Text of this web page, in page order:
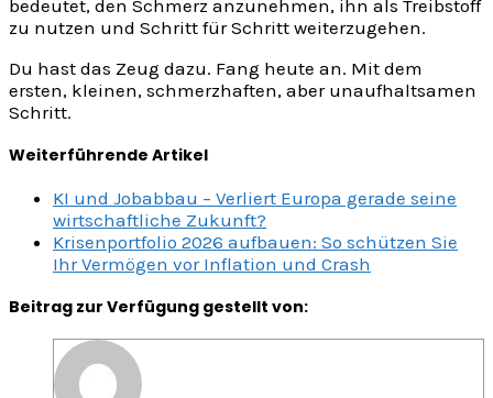
bedeutet, den Schmerz anzunehmen, ihn als Treibstoff
zu nutzen und Schritt für Schritt weiterzugehen.
Du hast das Zeug dazu. Fang heute an. Mit dem
ersten, kleinen, schmerzhaften, aber unaufhaltsamen
Schritt.
Weiterführende Artikel
KI und Jobabbau – Verliert Europa gerade seine
wirtschaftliche Zukunft?
Krisenportfolio 2026 aufbauen: So schützen Sie
Ihr Vermögen vor Inflation und Crash
Beitrag zur Verfügung gestellt von: